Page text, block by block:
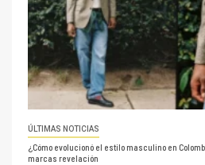
ÚLTIMAS NOTICIAS
¿Cómo evolucionó el estilo masculino en
marcas revelación